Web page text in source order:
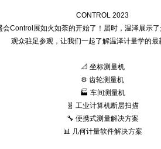
CONTROL 2023
会Control展如火如荼的开始了！届时，温泽展示
观众驻足参观，让我们一起了解温泽计量学的最
📐 坐标测量机
⚙️ 齿轮测量机
🏭 车间测量机
🧬️ 工业计算机断层扫描
🔧 便携式测量解决方案
📊 几何计量软件解决方案